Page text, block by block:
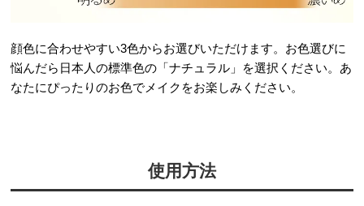
顔色に合わせやすい3色からお選びいただけます。お色選びに
悩んだら日本人の標準色の「ナチュラル」を選択ください。あ
なたにぴったりのお色でメイクをお楽しみください。
使用方法